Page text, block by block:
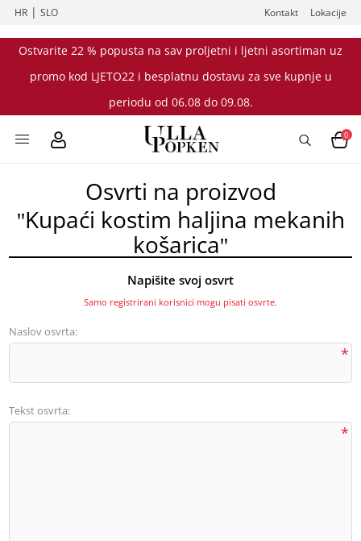
HR |SLO Kontakt Lokacije
Ostvarite 22 % popusta na sav proljetni i ljetni asortiman uz
promo kod LJETO22 i besplatnu dostavu za sve kupnje u
periodu od 06.08 do 09.08.
0
Osvrti na proizvod
Kupaći kostim haljina mekanih
košarica
Napišite svoj osvrt
Samo registrirani korisnici mogu pisati osvrte.
Naslov osvrta:
*
Tekst osvrta:
*